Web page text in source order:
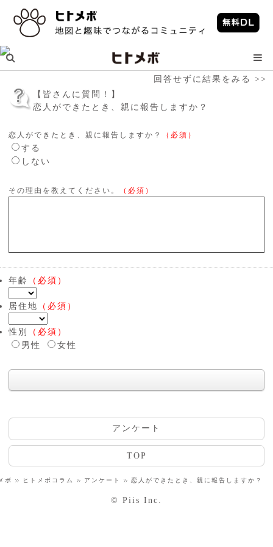
回答せずに結果をみる >>
【皆さんに質問！】
恋人ができたとき、親に報告しますか？
恋人ができたとき、親に報告しますか？ （必須）
する
しない
その理由を教えてください。 （必須）
年齢 （必須）
居住地 （必須）
性別
（必須）
男性
女性
アンケート
TOP
ボ ヒトメボコラム アンケート 恋人ができたとき、親に報告しますか？
© Piis Inc.